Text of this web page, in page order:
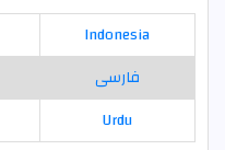
Indonesia
فارسی
Urdu